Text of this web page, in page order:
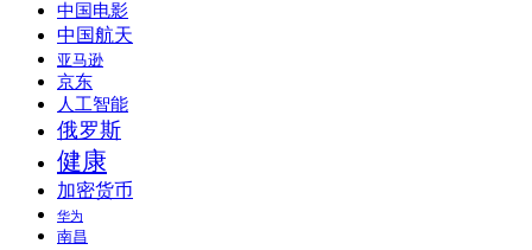
中国电影
中国航天
亚马逊
京东
人工智能
俄罗斯
健康
加密货币
华为
南昌